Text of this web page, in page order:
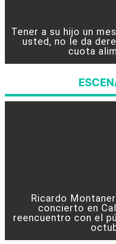
Tener a su hijo un
usted, no le da
cuota
Ricardo
concierto en
reencuentro con el